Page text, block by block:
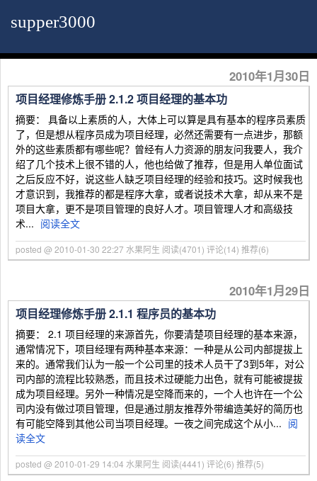
supper3000
2010年1月30日
项目经理修炼手册 2.1.2 项目经理的基本功
摘要： 具备以上素质的人，大体上可以算是具有基本的程序员素质
了，但是想从程序员成为项目经理，必然还需要有一点进步，那额
外的这些素质都有哪些呢？曾经有人力资源的朋友问我要人，我介
绍了几个技术上很不错的人，他也给做了推荐，但是用人单位面试
之后反应不好，说这些人缺乏项目经理的经验和技巧。这时候我也
才意识到，我推荐的都是程序大拿，或者说技术大拿，却从来不是
项目大拿，更不是项目管理的良好人才。项目管理人才和高级技
术... 阅读全文
posted @ 2010-01-30 22:27 水果阿生 阅读(4701) 评论(14) 推荐(6)
2010年1月29日
项目经理修炼手册 2.1.1 程序员的基本功
摘要： 2.1 项目经理的来源首先，你要清楚项目经理的基本来源，
通常情况下，项目经理有两种基本来源：一种是从公司内部提拔上
来的。通常我们认为一般一个公司里的技术人员干了3到5年，对公
司内部的流程比较熟悉，而且技术过硬能力出色，就有可能被提拔
成为项目经理。另外一种情况是空降而来的，一个人也许在一个公
司内没有做过项目管理，但是通过朋友推荐外带编造美好的简历也
有可能空降到其他公司当项目经理。一夜之间完成这个从小... 阅
读全文
posted @ 2010-01-29 14:04 水果阿生 阅读(4441) 评论(6) 推荐(5)